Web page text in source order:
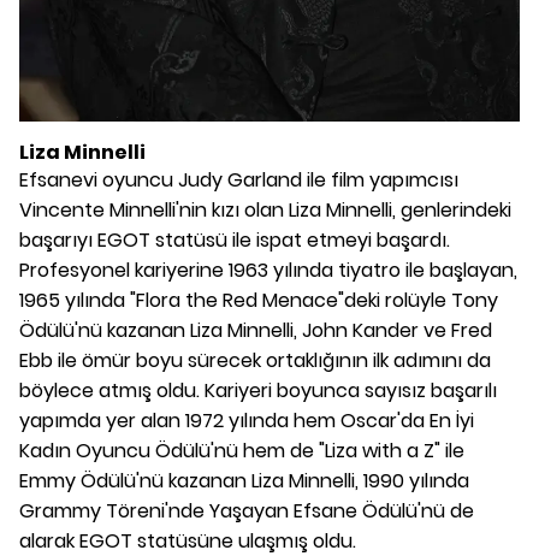
Liza Minnelli
Efsanevi oyuncu Judy Garland ile film yapımcısı
Vincente Minnelli'nin kızı olan Liza Minnelli, genlerindeki
başarıyı EGOT statüsü ile ispat etmeyi başardı.
Profesyonel kariyerine 1963 yılında tiyatro ile başlayan,
1965 yılında "Flora the Red Menace"deki rolüyle Tony
Ödülü'nü kazanan Liza Minnelli, John Kander ve Fred
Ebb ile ömür boyu sürecek ortaklığının ilk adımını da
böylece atmış oldu. Kariyeri boyunca sayısız başarılı
yapımda yer alan 1972 yılında hem Oscar'da En İyi
Kadın Oyuncu Ödülü'nü hem de "Liza with a Z" ile
Emmy Ödülü'nü kazanan Liza Minnelli, 1990 yılında
Grammy Töreni'nde Yaşayan Efsane Ödülü'nü de
alarak EGOT statüsüne ulaşmış oldu.